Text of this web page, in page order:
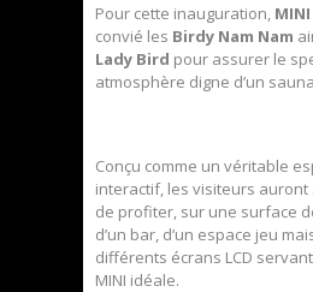
Pour cette inauguration, MINI
convié les Birdy Nam Nam
Lady Bird pour assurer le
atmosphère digne d’un
Conçu comme un véritable
interactif, les visiteurs
de profiter, sur une surface
d’un bar, d’un espace jeu
différents écrans LCD
MINI idéale.